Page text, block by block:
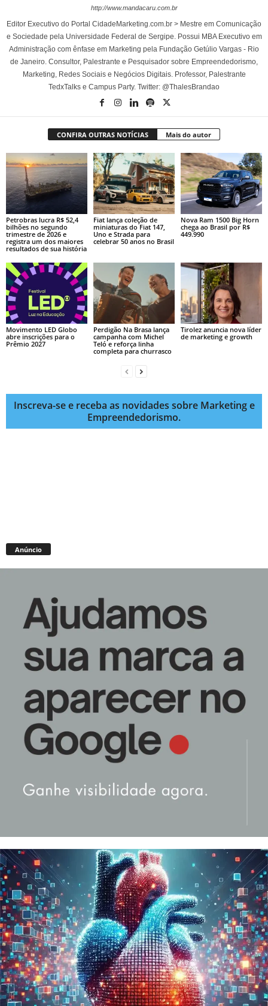
http://www.mandacaru.com.br
Editor Executivo do Portal CidadeMarketing.com.br > Mestre em Comunicação
e Sociedade pela Universidade Federal de Sergipe. Possui MBA Executivo em
Administração com ênfase em Marketing pela Fundação Getúlio Vargas - Rio
de Janeiro. Consultor, Palestrante e Pesquisador sobre Empreendedorismo,
Marketing, Redes Sociais e Negócios Digitais. Professor, Palestrante
TedxTalks e Campus Party. Twitter: @ThalesBrandao
CONFIRA OUTRAS NOTÍCIAS Mais do autor
Petrobras lucra R$ 52,4
bilhões no segundo
trimestre de 2026 e
registra um dos maiores
resultados de sua história
Fiat lança coleção de
miniaturas do Fiat 147,
Uno e Strada para
celebrar 50 anos no Brasil
Nova Ram 1500 Big Horn
chega ao Brasil por R$
449.990
Movimento LED Globo
abre inscrições para o
Prêmio 2027
Perdigão Na Brasa lança
campanha com Michel
Teló e reforça linha
completa para churrasco
Tirolez anuncia nova líder
de marketing e growth
Inscreva-se e receba as novidades sobre Marketing e
Empreendedorismo.
Anúncio